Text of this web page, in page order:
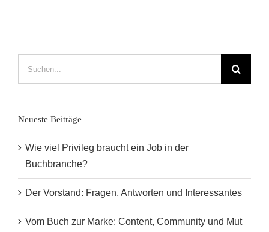
Neueste Beiträge
Wie viel Privileg braucht ein Job in der
Buchbranche?
Der Vorstand: Fragen, Antworten und Interessantes
Vom Buch zur Marke: Content, Community und Mut